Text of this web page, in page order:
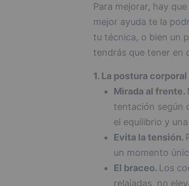
Para mejorar, hay
mejor ayuda te la
tu técnica, o bien un
tendrás que tener en
1. La postura
Mirada al frente.
tentación según
el equilibrio y
Evita la tensión.
un momento
El braceo. Los
relajadas, no